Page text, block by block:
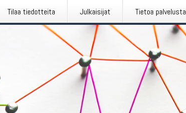
Tilaa tiedotteita Julkaisijat Tietoa palvelusta